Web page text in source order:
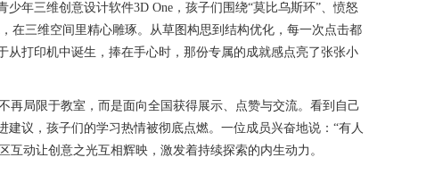
年三维创意设计软件3D One，孩子们围绕“莫比乌斯环”、愤怒
在三维空间里精心雕琢。从草图构思到结构优化，每一次点击都
打印机中诞生，捧在手心时，那份专属的成就感点亮了张张小
再局限于教室，而是面向全国获得展示、点赞与交流。看到自己
议，孩子们的学习热情被彻底点燃。一位成员兴奋地说：“有人
互动让创意之光互相辉映，激发着持续探索的内生动力。